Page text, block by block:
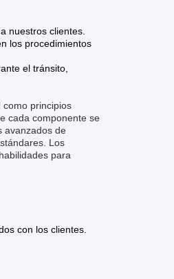
nuestros clientes.
los procedimientos
el tránsito,
como principios
cada componente se
avanzados de
Los
para
con los clientes.